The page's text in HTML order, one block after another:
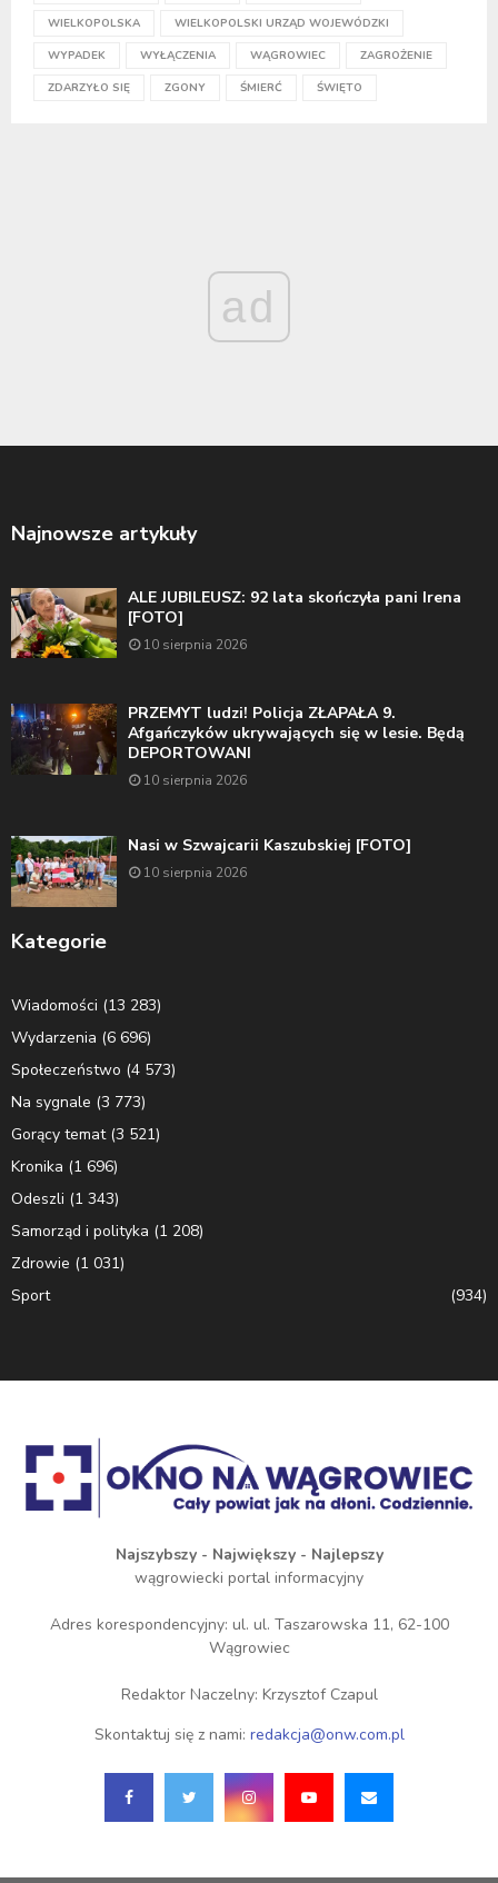
WIELKOPOLSKA WIELKOPOLSKI URZĄD WOJEWÓDZKI
WYPADEK WYŁĄCZENIA WĄGROWIEC ZAGROŻENIE
ZDARZYŁO SIĘ ZGONY ŚMIERĆ ŚWIĘTO
ad
Najnowsze artykuły
ALE JUBILEUSZ: 92 lata skończyła pani Irena
[FOTO]
10 sierpnia 2026
PRZEMYT ludzi! Policja ZŁAPAŁA 9.
Afgańczyków ukrywających się w lesie. Będą
DEPORTOWANI
10 sierpnia 2026
Nasi w Szwajcarii Kaszubskiej [FOTO]
10 sierpnia 2026
Kategorie
Wiadomości (13 283)
Wydarzenia (6 696)
Społeczeństwo (4 573)
Na sygnale (3 773)
Gorący temat(3 521)
Kronika (1 696)
Odeszli (1 343)
Samorząd i polityka (1 208)
Zdrowie (1 031)
Sport
(934)
Najszybszy - Największy - Najlepszy
wągrowiecki portal informacyjny
Adres korespondencyjny: ul. ul. Taszarowska 11, 62-100
Wągrowiec
Redaktor Naczelny: Krzysztof Czapul
Skontaktuj się z nami: redakcja@onw.com.pl